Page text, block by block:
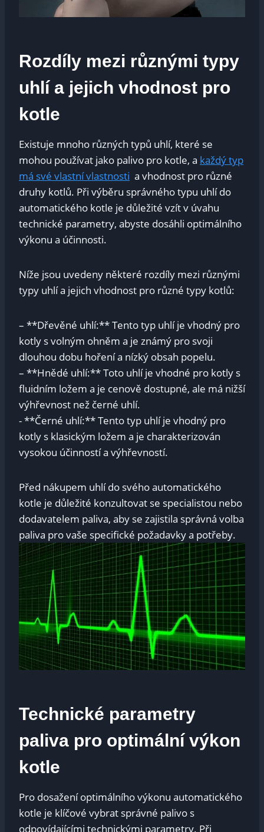
Rozdíly mezi různými typy
uhlí a jejich vhodnost‌ pro⁤
kotle
Existuje mnoho různých typů uhlí,⁤ které se
mohou používat jako ⁢palivo pro ⁢kotle, a každý typ
má své vlastní vlastnosti ​ a vhodnost pro různé
druhy kotlů. Při výběru ⁤správného⁢ typu⁢ uhlí ⁢do
⁣automatického kotle je ⁣důležité vzít v úvahu
technické ​parametry, abyste‍ dosáhli optimálního
výkonu a účinnosti.
Níže ‌jsou uvedeny některé rozdíly mezi různými
typy uhlí a jejich vhodnost pro různé typy ‌kotlů:
– **Dřevěné uhlí:** Tento typ uhlí je vhodný ⁢pro‍
kotly‌ s ‍volným ohněm⁤ a ​je známý ‍pro svoji
dlouhou dobu hoření‍ a nízký obsah popelu.
– **Hnědé uhlí:**⁤ Toto ​uhlí ⁢je vhodné pro⁤ kotly s
fluidním⁣ ložem a je‍ cenově dostupné, ale má nižší
výhřevnost než černé ‌uhlí.
-​ **Černé uhlí:** Tento ⁢typ uhlí je vhodný ‌pro
kotly s klasickým ložem a je ‍charakterizován
vysokou účinností⁣ a ​výhřevností.
Před nákupem uhlí ​do svého automatického
kotle je důležité konzultovat se specialistou nebo
dodavatelem paliva, aby⁢ se zajistila správná volba
paliva pro vaše ⁤specifické požadavky a potřeby.
Technické parametry
paliva pro ⁤optimální výkon
kotle
Pro dosažení optimálního výkonu automatického⁤
kotle ⁤je ‌klíčové ​vybrat správné palivo s
odpovídajícími technickými parametry.⁤ Při